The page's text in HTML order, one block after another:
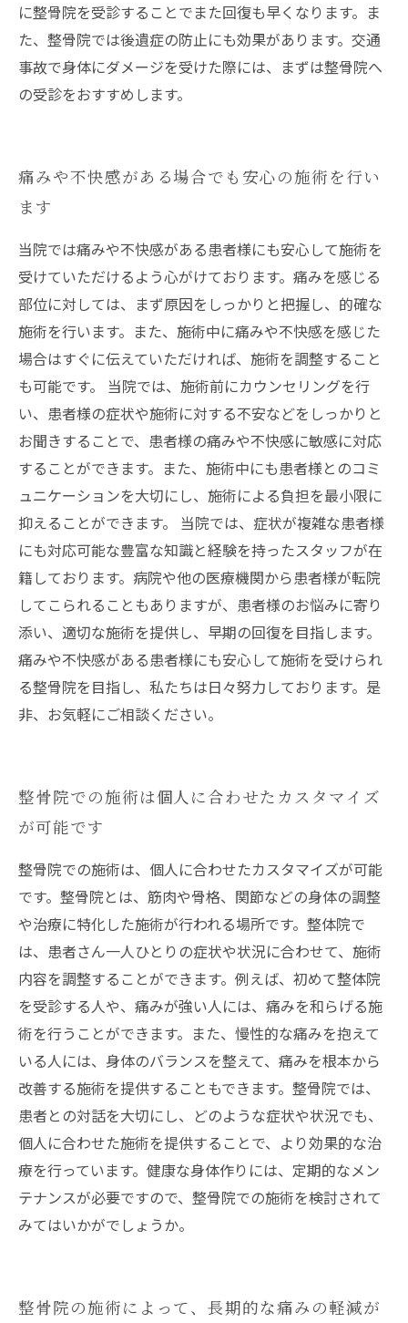
に整骨院を受診することでまた回復も早くなります。ま
た、整骨院では後遺症の防止にも効果があります。交通
事故で身体にダメージを受けた際には、まずは整骨院へ
の受診をおすすめします。
痛みや不快感がある場合でも安心の施術を行い
ます
当院では痛みや不快感がある患者様にも安心して施術を
受けていただけるよう心がけております。痛みを感じる
部位に対しては、まず原因をしっかりと把握し、的確な
施術を行います。また、施術中に痛みや不快感を感じた
場合はすぐに伝えていただければ、施術を調整すること
も可能です。 当院では、施術前にカウンセリングを行
い、患者様の症状や施術に対する不安などをしっかりと
お聞きすることで、患者様の痛みや不快感に敏感に対応
することができます。また、施術中にも患者様とのコミ
ュニケーションを大切にし、施術による負担を最小限に
抑えることができます。 当院では、症状が複雑な患者様
にも対応可能な豊富な知識と経験を持ったスタッフが在
籍しております。病院や他の医療機関から患者様が転院
してこられることもありますが、患者様のお悩みに寄り
添い、適切な施術を提供し、早期の回復を目指します。
痛みや不快感がある患者様にも安心して施術を受けられ
る整骨院を目指し、私たちは日々努力しております。是
非、お気軽にご相談ください。
整骨院での施術は個人に合わせたカスタマイズ
が可能です
整骨院での施術は、個人に合わせたカスタマイズが可能
です。整骨院とは、筋肉や骨格、関節などの身体の調整
や治療に特化した施術が行われる場所です。整体院で
は、患者さん一人ひとりの症状や状況に合わせて、施術
内容を調整することができます。例えば、初めて整体院
を受診する人や、痛みが強い人には、痛みを和らげる施
術を行うことができます。また、慢性的な痛みを抱えて
いる人には、身体のバランスを整えて、痛みを根本から
改善する施術を提供することもできます。整骨院では、
患者との対話を大切にし、どのような症状や状況でも、
個人に合わせた施術を提供することで、より効果的な治
療を行っています。健康な身体作りには、定期的なメン
テナンスが必要ですので、整骨院での施術を検討されて
みてはいかがでしょうか。
整骨院の施術によって、長期的な痛みの軽減が